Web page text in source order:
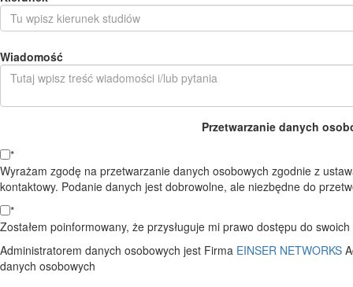
Wiadomość
Przetwarzanie danych
*
Wyrażam zgodę na przetwarzanie danych osobowych zgodnie z
kontaktowy. Podanie danych jest dobrowolne, ale niezbędne do
*
Zostałem poinformowany, że przysługuje mi prawo dostępu do
Administratorem danych osobowych jest Firma EINSER NETWORKS
danych osobowych